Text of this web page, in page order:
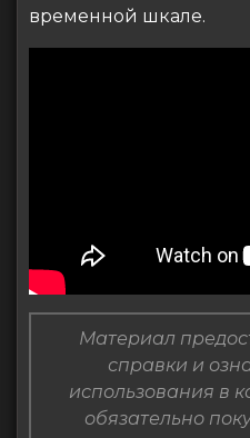
временной шкале.
Материал
справки и
использования в
обязательно